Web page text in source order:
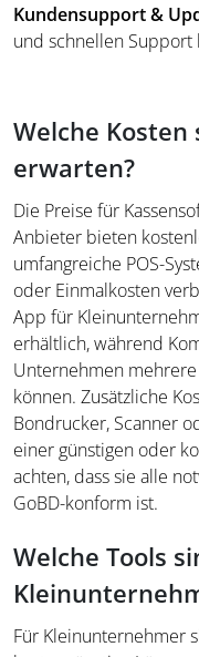
Kundensupport &
und schnellen Support
Welche Kosten
erwarten?
Die Preise für
Anbieter bieten
umfangreiche POS-
oder Einmalkosten
App für
erhältlich, während
Unternehmen
können. Zusätzliche
Bondrucker, Scanner
einer günstigen oder
achten, dass sie alle
GoBD-konform ist.
Welche Tools
Für Kleinunternehmer